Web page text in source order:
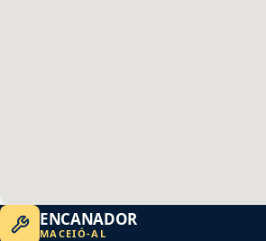
ENCANADOR
MACEIÓ-AL